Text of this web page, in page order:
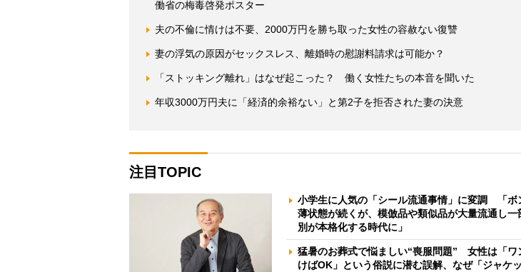
働省の梅毒啓発ポスター
夫の不倫に情けは不要、2000万円を勝ち取った女性の容赦ない復讐
妻の浮気の原因がセックスレス、離婚時の慰謝料請求は可能か？
「ストッキング離れ」はなぜ起こった？ 働く女性たちの本音を聞いた
年収3000万円夫に「経済的余裕ない」と第2子を拒否された妻の決意
注目TOPIC
小学生に人気の「シール流通事情」に変調 「ボ
薄状態が続くが、模倣品や類似品が大量流通し
別が本格化する時代に」
猛暑のお葬式で悩ましい“喪服問題” 女性は「ワ
けばOK」という俗説に潜む誤解、なぜ「ジャケ